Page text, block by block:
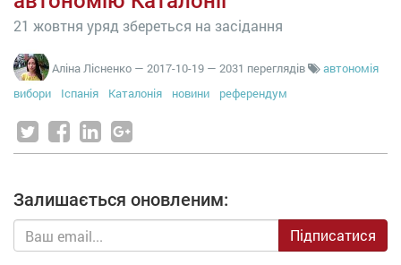
21 жовтня уряд збереться на засідання
Аліна Лісненко — 2017-10-19 — 2031 переглядів
автономія
вибори
Іспанія Каталонія новини референдум
Залишається оновленим:
Підписатися